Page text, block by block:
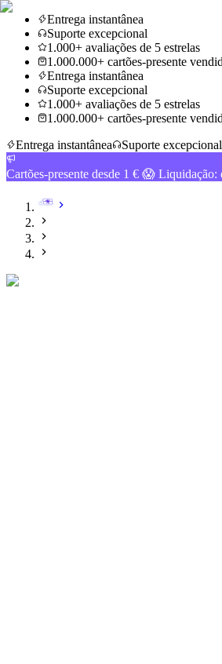
Entrega instantânea
Suporte excepcional
1.000+ avaliações de 5 estrelas
1.000.000+ cartões-presente
Entrega instantânea
Suporte excepcional
1.000+ avaliações de 5 estrelas
1.000.000+ cartões-presente
Entrega instantânea
Suporte excepcional
Cartões-presente desde 1 € 😱 Liquidação: